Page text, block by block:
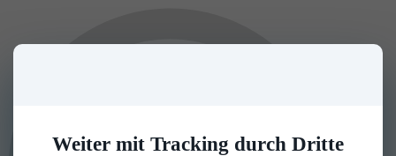
Weiter mit Tracking durch Dritte